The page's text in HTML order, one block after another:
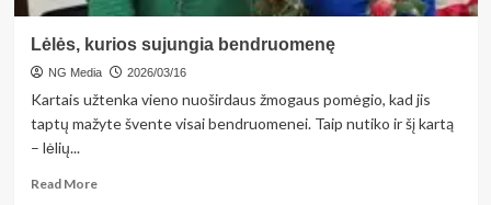
Lėlės, kurios sujungia bendruomenę
NG Media 2026/03/16
Kartais užtenka vieno nuoširdaus žmogaus pomėgio, kad jis
taptų mažyte švente visai bendruomenei. Taip nutiko ir šį kartą
– lėlių...
Read MoreRead